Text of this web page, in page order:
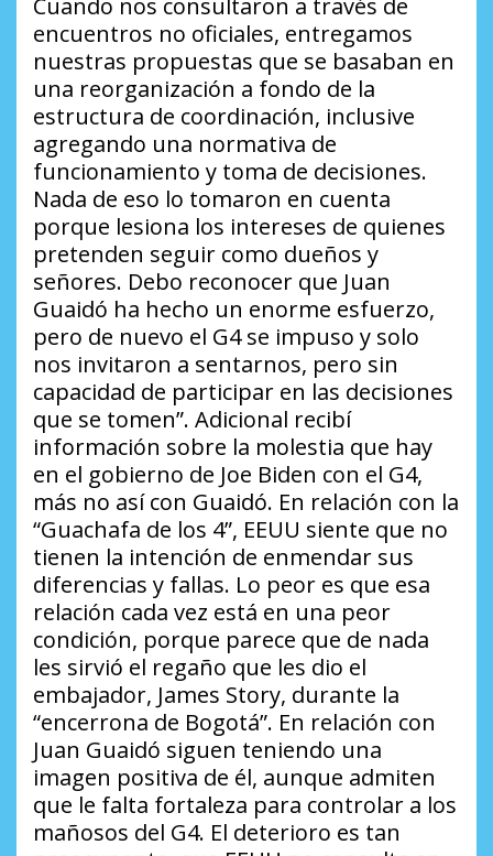
Cuando nos consultaron a través de
encuentros no oficiales, entregamos
nuestras propuestas que se basaban en
una reorganización a fondo de la
estructura de coordinación, inclusive
agregando una normativa de
funcionamiento y toma de decisiones.
Nada de eso lo tomaron en cuenta
porque lesiona los intereses de quienes
pretenden seguir como dueños y
señores. Debo reconocer que Juan
Guaidó ha hecho un enorme esfuerzo,
pero de nuevo el G4 se impuso y solo
nos invitaron a sentarnos, pero sin
capacidad de participar en las decisiones
que se tomen”. Adicional recibí
información sobre la molestia que hay
en el gobierno de Joe Biden con el G4,
más no así con Guaidó. En relación con la
“Guachafa de los 4”, EEUU siente que no
tienen la intención de enmendar sus
diferencias y fallas. Lo peor es que esa
relación cada vez está en una peor
condición, porque parece que de nada
les sirvió el regaño que les dio el
embajador, James Story, durante la
“encerrona de Bogotá”. En relación con
Juan Guaidó siguen teniendo una
imagen positiva de él, aunque admiten
que le falta fortaleza para controlar a los
mañosos del G4. El deterioro es tan